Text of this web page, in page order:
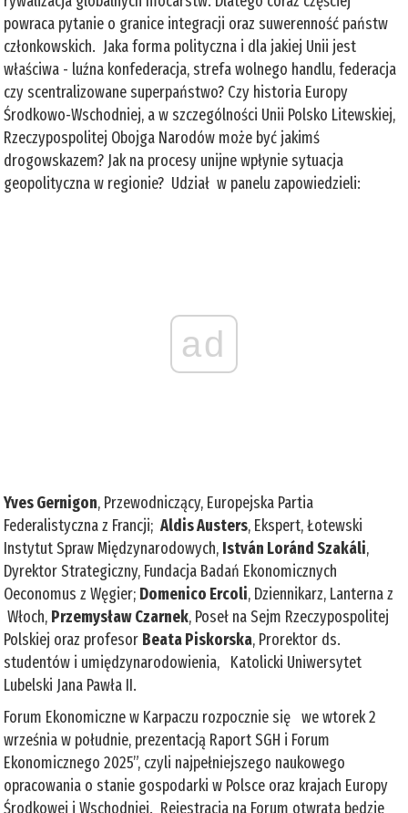
powraca pytanie o granice integracji oraz suwerenność państw
członkowskich. Jaka forma polityczna i dla jakiej Unii jest
właściwa - luźna konfederacja, strefa wolnego handlu, federacja
czy scentralizowane superpaństwo? Czy historia Europy
Środkowo-Wschodniej, a w szczególności Unii Polsko Litewskiej,
Rzeczypospolitej Obojga Narodów może być jakimś
drogowskazem? Jak na procesy unijne wpłynie sytuacja
geopolityczna w regionie? Udział w panelu zapowiedzieli:
ad
Yves Gernigon, Przewodniczący, Europejska Partia
Federalistyczna z Francji;Aldis Austers, Ekspert, Łotewski
Instytut Spraw Międzynarodowych, István Loránd Szakáli,
Dyrektor Strategiczny, Fundacja Badań Ekonomicznych
Oeconomus z Węgier; Domenico Ercoli, Dziennikarz, Lanterna z
Włoch, Przemysław Czarnek, Poseł na Sejm Rzeczypospolitej
Polskiej oraz profesor Beata Piskorska, Prorektor ds.
studentów i umiędzynarodowienia, Katolicki Uniwersytet
Lubelski Jana Pawła II.
Forum Ekonomiczne w Karpaczu rozpocznie się we wtorek 2
września w południe, prezentacją Raport SGH i Forum
Ekonomicznego 2025”, czyli najpełniejszego naukowego
opracowania o stanie gospodarki w Polsce oraz krajach Europy
Środkowej i Wschodniej. Rejestracja na Forum otwrata będzie